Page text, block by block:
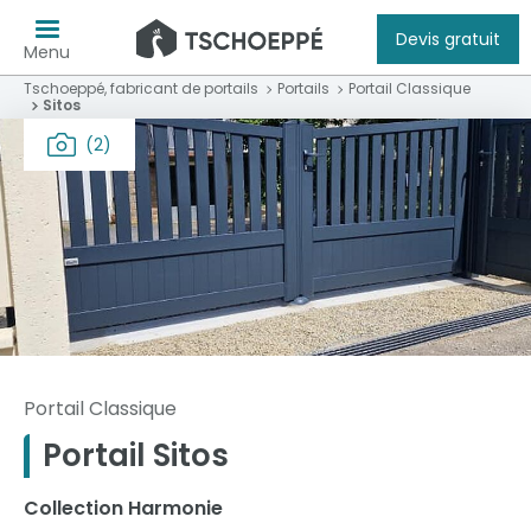
Menu
Devis gratuit
Tschoeppé, fabricant de portails Portails
Portail Classique
Sitos
(2)
Portail Classique
Portail Sitos
Collection Harmonie